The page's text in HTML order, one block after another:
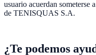
usuario acuerdan someterse
de TENISQUAS S.A.
¿Te podemos